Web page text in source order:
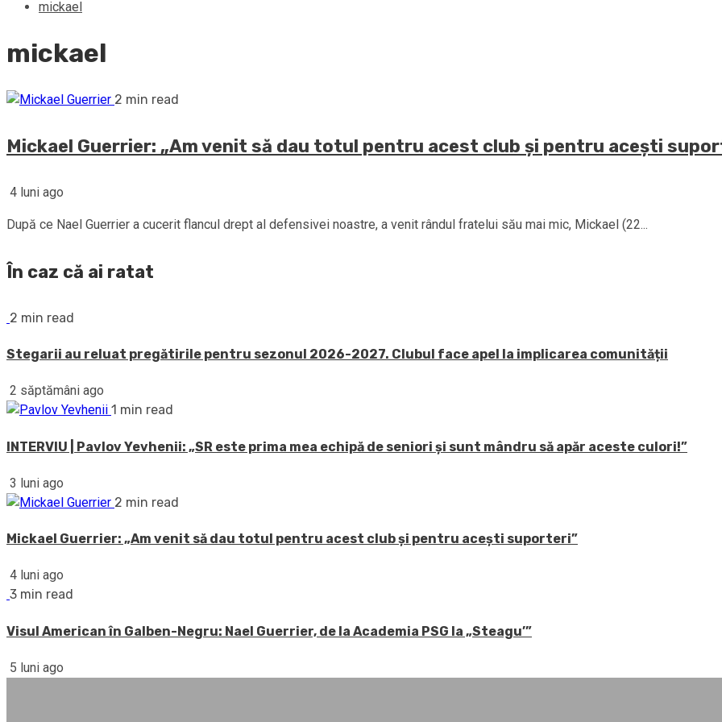
mickael
mickael
2 min read
Mickael Guerrier: „Am venit să dau totul pentru acest club și pentru acești
4 luni ago
După ce Nael Guerrier a cucerit flancul drept al defensivei noastre, a venit rândul fratelui său mai mic, Mickael (22...
În caz că ai ratat
2 min read
Stegarii au reluat pregătirile pentru sezonul 2026-2027. Clubul face apel la implicarea comunității
2 săptămâni ago
1 min read
INTERVIU | Pavlov Yevhenii: „SR este prima mea echipă de seniori și sunt mândru să apăr aceste culori!”
3 luni ago
2 min read
Mickael Guerrier: „Am venit să dau totul pentru acest club și pentru acești suporteri”
4 luni ago
3 min read
Visul American în Galben-Negru: Nael Guerrier, de la Academia PSG la „Steagu’”
5 luni ago